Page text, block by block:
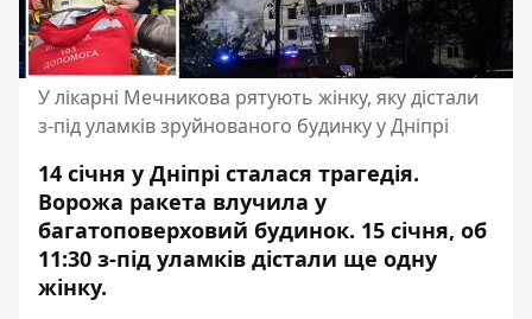
У лікарні Мечникова рятують жінку, яку дістали
з-під уламків зруйнованого будинку у Дніпрі
14 січня у Дніпрі сталася трагедія.
Ворожа ракета влучила у
багатоповерховий будинок. 15 січня, об
11:30 з-під уламків дістали ще одну
жінку.